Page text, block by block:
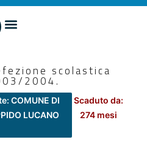
scolastica
2004.
COMUNE DI
LUCANO
Scaduto da:
274 mesi